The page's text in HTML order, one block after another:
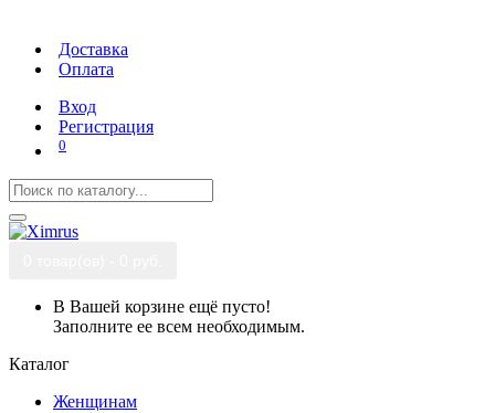
Доставка
Оплата
Вход
Регистрация
0
В Вашей корзине ещё пусто!
Заполните ее всем необходимым.
Каталог
Женщинам